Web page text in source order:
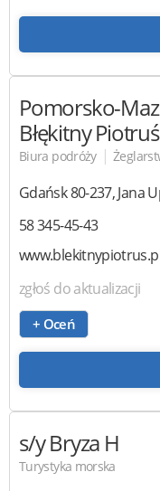
Pomorsko-
Błękitny Piotruś
Biura podróży |
Gdańsk80-237,Jana
58 345-45-43
zgłoś do aktualizacji
+ Oceń
s/y Bryza H
Turystyka morska